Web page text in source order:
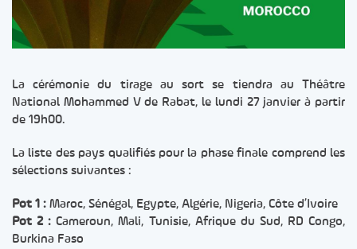
La cérémonie du tirage au sort se tiendra au Théâtre
National Mohammed V de Rabat, le lundi 27 janvier à partir
de 19h00.
La liste des pays qualifiés pour la phase finale comprend les
sélections suivantes :
Pot 1 : Maroc, Sénégal, Egypte, Algérie, Nigeria, Côte d’Ivoire
Pot 2 : Cameroun, Mali, Tunisie, Afrique du Sud, RD Congo,
Burkina Faso